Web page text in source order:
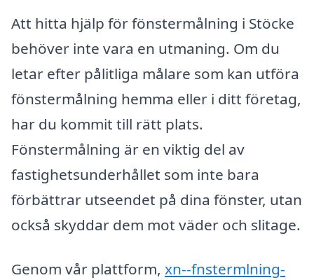
Att hitta hjälp för fönstermålning i Stöcke
behöver inte vara en utmaning. Om du
letar efter pålitliga målare som kan utföra
fönstermålning hemma eller i ditt företag,
har du kommit till rätt plats.
Fönstermålning är en viktig del av
fastighetsunderhållet som inte bara
förbättrar utseendet på dina fönster, utan
också skyddar dem mot väder och slitage.
Genom vår plattform, xn--fnstermlning-